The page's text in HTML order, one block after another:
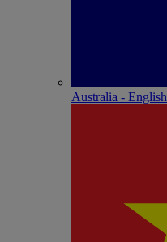
Australia - English